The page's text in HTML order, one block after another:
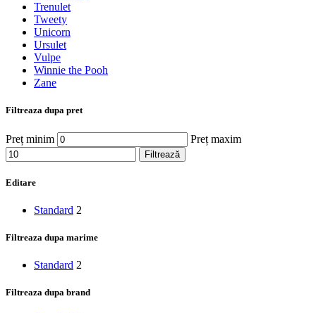
Trenulet
Tweety
Unicorn
Ursulet
Vulpe
Winnie the Pooh
Zane
Filtreaza dupa pret
Preț minim Preț maxim
Filtrează
Editare
Standard 2
Filtreaza dupa marime
Standard 2
Filtreaza dupa brand